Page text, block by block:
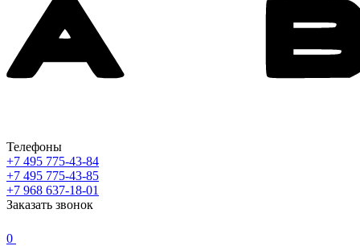
Телефоны
+7 495 775-43-84
+7 495 775-43-85
+7 968 637-18-01
Заказать звонок
0